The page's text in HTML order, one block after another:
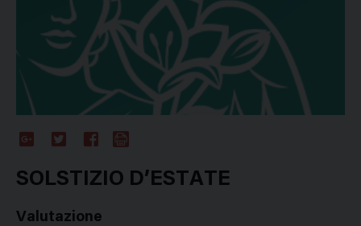
Plus
SOLSTIZIO D’ESTATE
Valutazione